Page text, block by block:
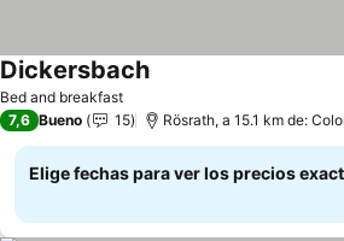
Bed and breakfast
DickersbachVer precios
7,6 Bueno 15 Rösrath, a 15.1 km de:
Elige fechas para ver los precios